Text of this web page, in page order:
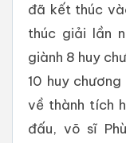
đã kết thúc
thúc giải lần
giành 8 huy
10 huy
về thành tích
đấu, võ sĩ